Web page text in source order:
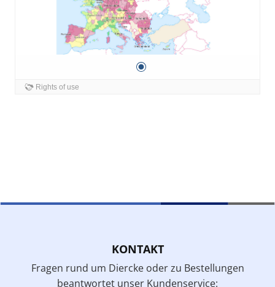
KONTAKT
Fragen rund um Diercke oder zu Bestellungen
beantwortet unser Kundenservice: